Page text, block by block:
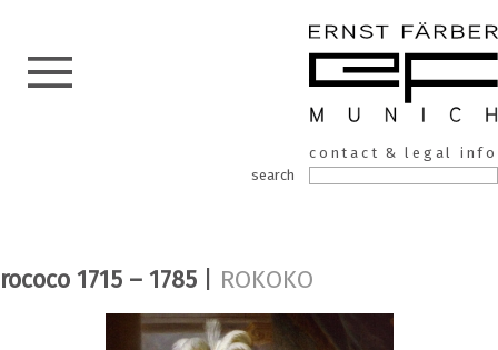
ERNST
FÄRBER
contact & legal info
search
rococo 1715 – 1785 ROKOKO